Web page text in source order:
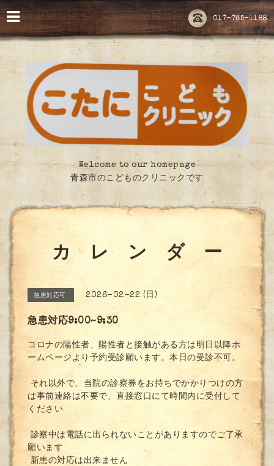
017-765-1188
Welcome to our homepage
青森市のこどものクリニックです
カ レ ン ダ ー
急患対応可 2026-02-22 (日)
急患対応9:00~9:30
コロナの陽性者、陽性者と接触がある方は明日以降ホ
ームページより予約受診願います。本日の受診不可。
それ以外で、当院の診察券をお持ちでかかりつけの方
は事前連絡は不要で、直接窓口にて時間内に受付して
ください
診察中は電話に出られないことがありますのでご了承
願います
新患の対応は出来ません